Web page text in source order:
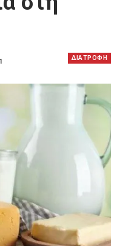
ΔΙΑΤΡΟΦΗ